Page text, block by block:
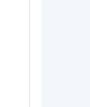
CRMシス